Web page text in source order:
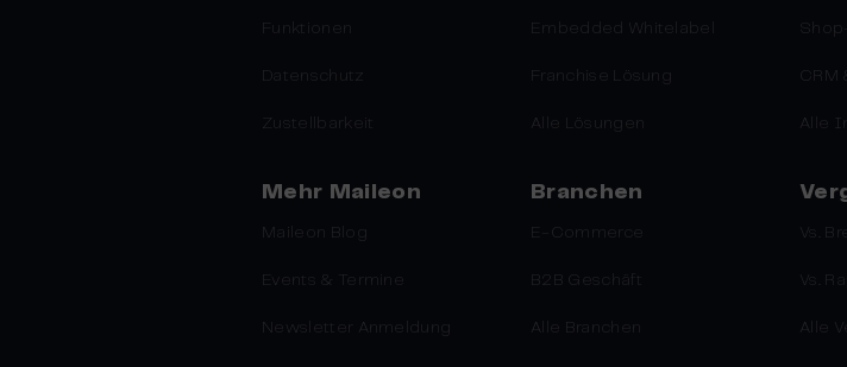
Funktionen
Datenschutz
Zustellbarkeit
Embedded Whitelabel
Franchise Lösung
Alle Lösungen
CRM
Alle
Mehr Maileon
Maileon Blog
Events & Termine
Newsletter Anmeldung
Branchen
E-Commerce
B2B Geschäft
Alle Branchen
Vs.
Vs.
Alle